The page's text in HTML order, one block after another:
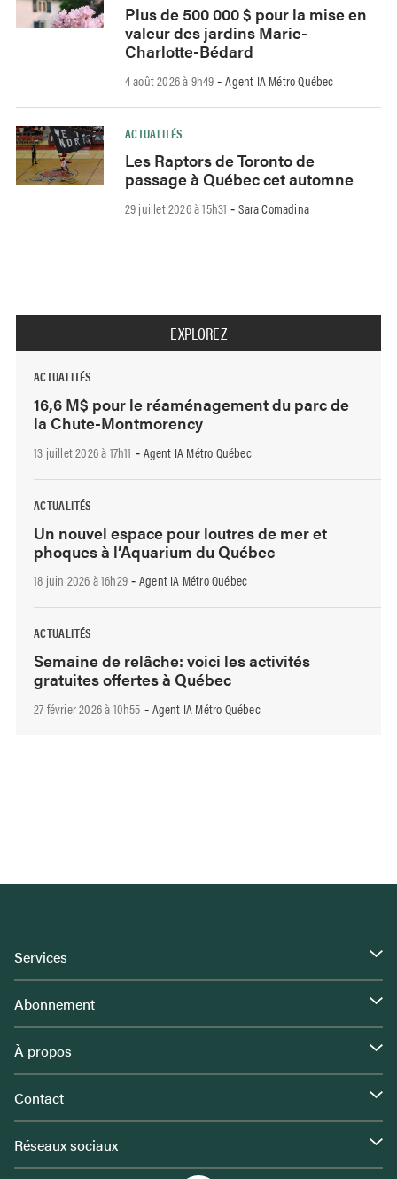
Plus de 500 000 $ pour la mise en
valeur des jardins Marie-
Charlotte-Bédard
4 août 2026 à 9h49 -Agent IA Métro Québec
ACTUALITÉS
Les Raptors de Toronto de
passage à Québec cet automne
29 juillet 2026 à 15h31 -Sara Comadina
EXPLOREZ
ACTUALITÉS
16,6 M$ pour le réaménagement du parc de
la Chute-Montmorency
13 juillet 2026 à 17h11 - Agent IA Métro Québec
ACTUALITÉS
Un nouvel espace pour loutres de mer et
phoques à l’Aquarium du Québec
18 juin 2026 à 16h29 - Agent IA Métro Québec
ACTUALITÉS
Semaine de relâche: voici les activités
gratuites offertes à Québec
27 février 2026 à 10h55 - Agent IA Métro Québec
Services
Abonnement
À propos
Contact
Réseaux sociaux